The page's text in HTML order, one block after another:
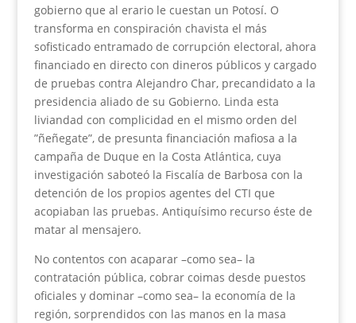
gobierno que al erario le cuestan un Potosí. O
transforma en conspiración chavista el más
sofisticado entramado de corrupción electoral, ahora
financiado en directo con dineros públicos y cargado
de pruebas contra Alejandro Char, precandidato a la
presidencia aliado de su Gobierno. Linda esta
liviandad con complicidad en el mismo orden del
”ñeñegate”, de presunta financiación mafiosa a la
campaña de Duque en la Costa Atlántica, cuya
investigación saboteó la Fiscalía de Barbosa con la
detención de los propios agentes del CTI que
acopiaban las pruebas. Antiquísimo recurso éste de
matar al mensajero.
No contentos con acaparar –como sea– la
contratación pública, cobrar coimas desde puestos
oficiales y dominar –como sea– la economía de la
región, sorprendidos con las manos en la masa